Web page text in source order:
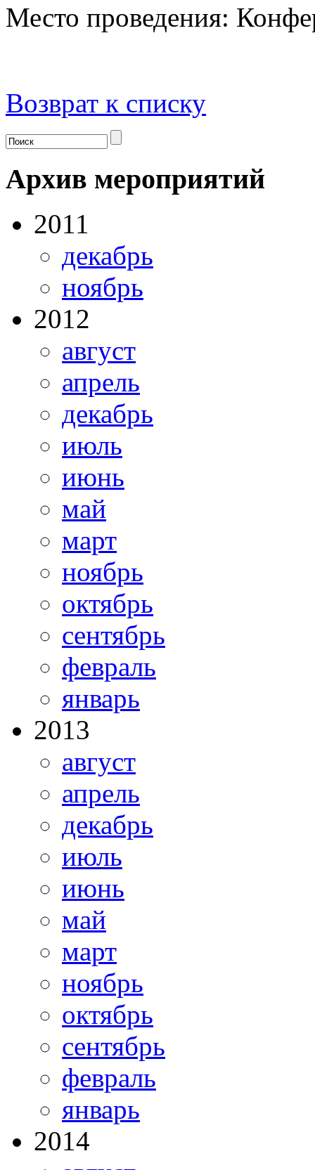
Место проведения:
Возврат к списку
Архив мероприятий
2011
декабрь
ноябрь
2012
август
апрель
декабрь
июль
июнь
май
март
ноябрь
октябрь
сентябрь
февраль
январь
2013
август
апрель
декабрь
июль
июнь
май
март
ноябрь
октябрь
сентябрь
февраль
январь
2014